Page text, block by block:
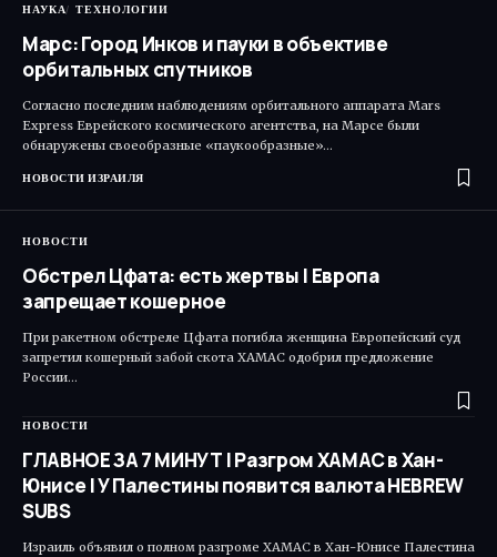
НАУКА ТЕХНОЛОГИИ
Марс: Город Инков и пауки в объективе
орбитальных спутников
Согласно последним наблюдениям орбитального аппарата Mars
Express Еврейского космического агентства, на Марсе были
обнаружены своеобразные «паукообразные»…
НОВОСТИ ИЗРАИЛЯ
НОВОСТИ
Обстрел Цфата: есть жертвы | Европа
запрещает кошерное
При ракетном обстреле Цфата погибла женщина Европейский суд
запретил кошерный забой скота ХАМАС одобрил предложение
России…
НОВОСТИ
ГЛАВНОЕ ЗА 7 МИНУТ | Разгром ХАМАС в Хан-
Юнисе | У Палестины появится валюта HEBREW
SUBS
Израиль объявил о полном разгроме ХАМАС в Хан-Юнисе Палестина